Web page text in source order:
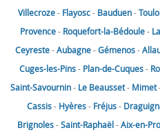
Villecroze- Flayosc- Bauduen-
Provence- Roquefort-la-Bédoule-
Ceyreste-Aubagne-Gémenos-
Cuges-les-Pins- Plan-de-Cuques-
Saint-Savournin- Le Beausset- Mimet
Cassis- Hyères- Fréjus-
Brignoles-Saint-Raphaël-Aix-en-